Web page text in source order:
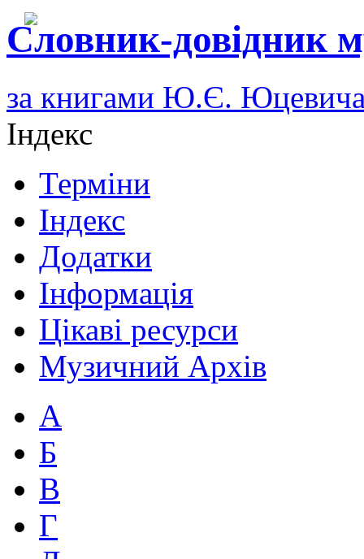
Словник-довідник
за книгами Ю.Є.
Індекс
Терміни
Індекс
Додатки
Інформація
Цікаві ресурси
Музичний Архів
А
Б
В
Г